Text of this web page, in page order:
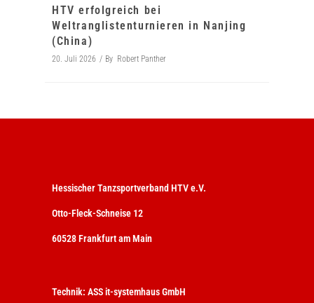
HTV erfolgreich bei
Weltranglistenturnieren in Nanjing
(China)
20. Juli 2026 By Robert Panther
Hessischer Tanzsportverband HTV e.V.
Otto-Fleck-Schneise 12
60528 Frankfurt am Main
Technik: ASS it-systemhaus GmbH